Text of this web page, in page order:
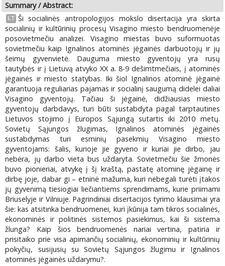
Summary / Abstract:
LT Ši socialinės antropologijos mokslo disertacija yra skirta
socialinių ir kultūrinių procesų Visagino miesto bendruomenėje
posovietmečiu analizei. Visagino miestas buvo suformuotas
sovietmečiu kaip Ignalinos atominės jėgainės darbuotojų ir jų
šeimų gyvenvietė. Dauguma miesto gyventojų yra rusų
tautybės ir į Lietuvą atvyko XX a. 8-9 dešimtmečiais, į atominės
jėgainės ir miesto statybas. Iki šiol Ignalinos atominė jėgainė
garantuoja reguliarias pajamas ir socialinį saugumą didelei daliai
Visagino gyventojų. Tačiau ši jėgainė, didžiausias miesto
gyventojų darbdavys, turi būti sustabdyta pagal tarptautines
Lietuvos stojimo į Europos Sąjungą sutartis iki 2010 metų.
Sovietų Sąjungos žlugimas, Ignalinos atominės jėgainės
sustabdymas turi esminių pasekmių Visagino miesto
gyventojams: šalis, kurioje jie gyveno ir kuriai jie dirbo, jau
nebėra, jų darbo vieta bus uždaryta. Sovietmečiu šie žmonės
buvo pionieriai, atvykę į šį kraštą, pastatę atominę jėgainę ir
dirbę joje, dabar gi – etninė mažuma, kuri nebegali turėti įtakos
jų gyvenimą tiesiogiai liečiantiems sprendimams, kurie priimami
Briuselyje ir Vilniuje. Pagrindiniai disertacijos tyrimo klausimai yra
šie: kas atsitinka bendruomenei, kuri įkūnija tam tikros socialinės,
ekonominės ir politinės sistemos pasiekimus, kai ši sistema
žlunga? Kaip šios bendruomenės nariai vertina, patiria ir
prisitaiko prie visa apimančių socialinių, ekonominių ir kultūrinių
pokyčių, susijusių su Sovietų Sąjungos žlugimu ir Ignalinos
atominės jėgainės uždarymu?.